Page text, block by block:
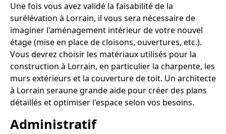
Une fois vous avez validé la faisabilité de la
surélévation à Lorrain, il vous sera nécessaire de
imaginer l'aménagement intérieur de votre nouvel
étage (mise en place de cloisons, ouvertures, etc.).
Vous devrez choisir les matériaux utilisés pour la
construction à Lorrain, en particulier la charpente, les
murs extérieurs et la couverture de toit. Un architecte
à Lorrain seraune grande aide pour créer des plans
détaillés et optimiser l'espace selon vos besoins.
Administratif